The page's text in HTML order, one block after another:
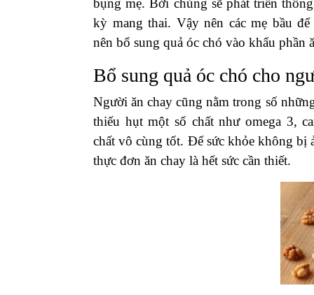
bụng mẹ. Bởi chúng sẽ phát triển
kỳ mang thai. Vậy nên các mẹ bầu
nên bổ sung quả óc chó vào khẩu phần
Bổ sung quả óc chó cho
Người ăn chay cũng nằm trong số
thiếu hụt một số chất như omega 3,
chất vô cùng tốt. Để sức khỏe không bị
thực đơn ăn chay là hết sức cần thiết.